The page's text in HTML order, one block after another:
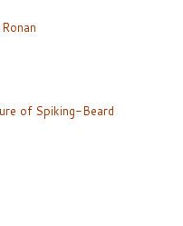
of Spiking-Beard